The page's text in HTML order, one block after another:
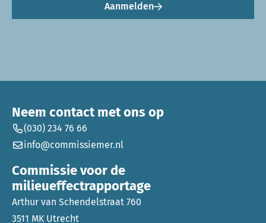
Aanmelden
Neem contact met ons op
(030) 234 76 66
info@commissiemer.nl
Commissie voor de
milieueffectrapportage
Arthur van Schendelstraat 760
3511 MK Utrecht